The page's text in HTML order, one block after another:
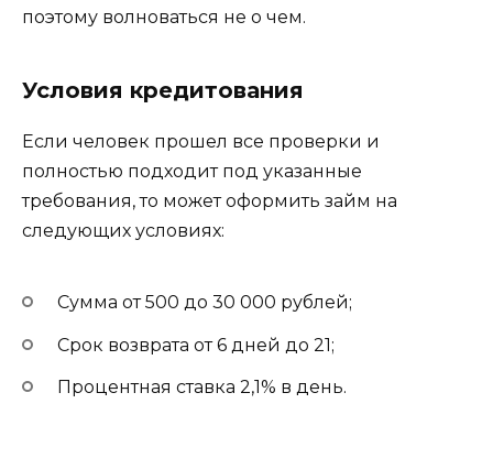
поэтому волноваться не о чем.
Условия кредитования
Если человек прошел все проверки и
полностью подходит под указанные
требования, то может оформить займ на
следующих условиях:
Сумма от 500 до 30 000 рублей;
Срок возврата от 6 дней до 21;
Процентная ставка 2,1% в день.